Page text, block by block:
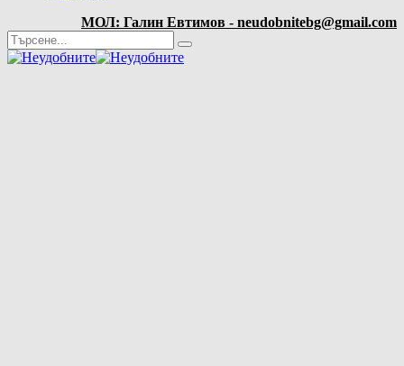
МОЛ: Галин Евтимов - neudobnitebg@gmail.com